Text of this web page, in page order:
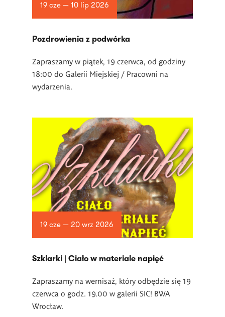
19 cze — 10 lip 2026
Pozdrowienia z podwórka
Zapraszamy w piątek, 19 czerwca, od godziny
18:00 do Galerii Miejskiej / Pracowni na
wydarzenia.
19 cze — 20 wrz 2026
­Szklarki | Ciało w materiale napięć
Zapraszamy na wernisaż, który odbędzie się 19
czerwca o godz. 19.00 w galerii SIC! BWA
Wrocław.